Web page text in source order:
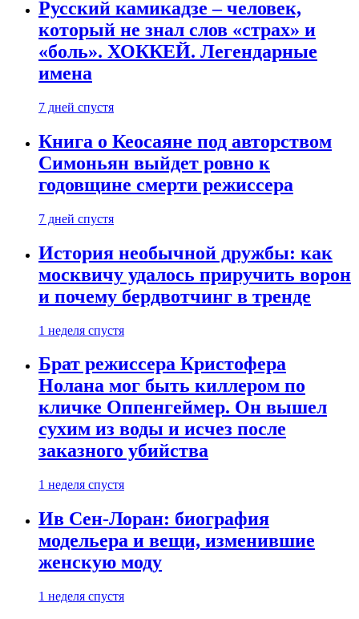
Русский камикадзе – человек,
который не знал слов «страх» и
«боль». ХОККЕЙ. Легендарные
имена
7 дней спустя
Книга о Кеосаяне под авторством
Симоньян выйдет ровно к
годовщине смерти режиссера
7 дней спустя
История необычной дружбы: как
москвичу удалось приручить ворон
и почему бердвотчинг в тренде
1 неделя спустя
Брат режиссера Кристофера
Нолана мог быть киллером по
кличке Оппенгеймер. Он вышел
сухим из воды и исчез после
заказного убийства
1 неделя спустя
Ив Сен-Лоран: биография
модельера и вещи, изменившие
женскую моду
1 неделя спустя